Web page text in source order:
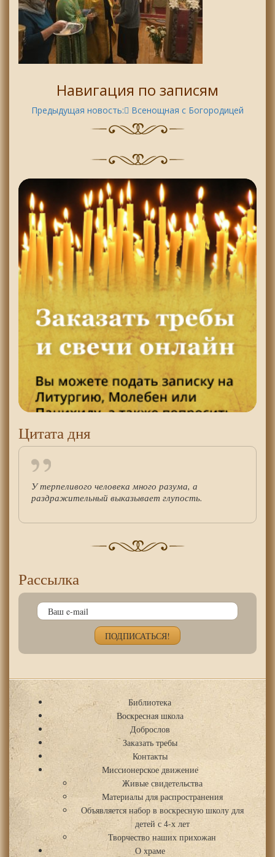
Навигация по записям
Предыдущая новость: ِВсенощная с Богородицей
Цитата дня
У терпеливого человека много разума, а
раздражительный выказывает глупость.
Рассылка
Библиотека
Воскресная школа
Доброслов
Заказать требы
Контакты
Миссионерское движение
Живые свидетельства
Материалы для распространения
Объявляется набор в воскресную школу для
детей с 4-х лет
Творчество наших прихожан
О храме